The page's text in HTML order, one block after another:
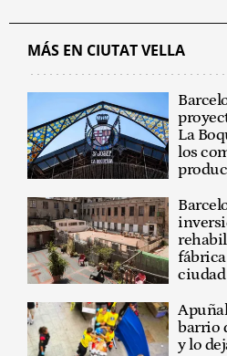
MÁS EN CIUTAT VELLA
La
los
ciudad
barrio
y lo